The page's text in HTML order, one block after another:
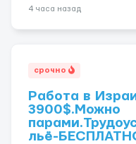
4 часа назад
срочно
Работа в
3900$.Можно
льё-